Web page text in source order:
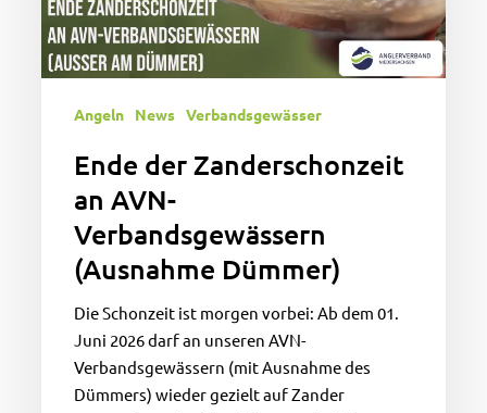
Dümmer)
Angeln News Verbandsgewässer
Ende der Zanderschonzeit
an AVN-
Verbandsgewässern
(Ausnahme Dümmer)
Die Schonzeit ist morgen vorbei: Ab dem 01.
Juni 2026 darf an unseren AVN-
Verbandsgewässern (mit Ausnahme des
Dümmers) wieder gezielt auf Zander